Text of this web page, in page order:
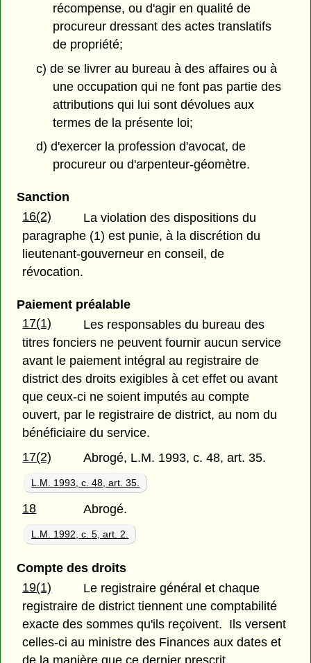
récompense, ou d'agir en qualité de
procureur dressant des actes translatifs
de propriété;
c) de se livrer au bureau à des affaires ou à
une occupation qui ne font pas partie des
attributions qui lui sont dévolues aux
termes de la présente loi;
d) d'exercer la profession d'avocat, de
procureur ou d'arpenteur-géomètre.
Sanction
16(2)
La violation des dispositions du
paragraphe (1) est punie, à la discrétion du
lieutenant-gouverneur en conseil, de
révocation.
Paiement préalable
17(1)
Les responsables du bureau des
titres fonciers ne peuvent fournir aucun service
avant le paiement intégral au registraire de
district des droits exigibles à cet effet ou avant
que ceux-ci ne soient imputés au compte
ouvert, par le registraire de district, au nom du
bénéficiaire du service.
17(2)
Abrogé, L.M. 1993, c. 48, art. 35.
L.M. 1993, c. 48, art. 35.
18 Abrogé.
L.M. 1992, c. 5, art. 2.
Compte des droits
19(1)
Le registraire général et chaque
registraire de district tiennent une comptabilité
exacte des sommes qu'ils reçoivent. Ils versent
celles-ci au ministre des Finances aux dates et
de la manière que ce dernier prescrit.